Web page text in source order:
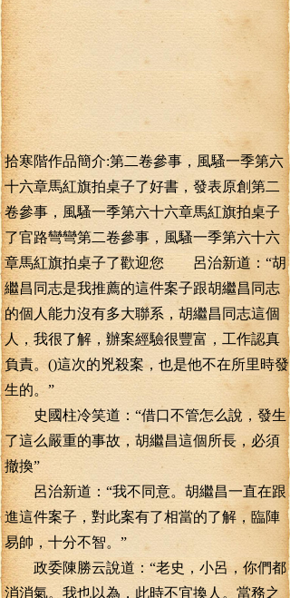
拾寒階作品簡介:第二卷參事，風騷一季第六
十六章馬紅旗拍桌子了好書，發表原創第二
卷參事，風騷一季第六十六章馬紅旗拍桌子
了官路彎彎第二卷參事，風騷一季第六十六
章馬紅旗拍桌子了歡迎您 呂治新道：“胡
繼昌同志是我推薦的這件案子跟胡繼昌同志
的個人能力沒有多大聯系，胡繼昌同志這個
人，我很了解，辦案經驗很豐富，工作認真
負責。()這次的兇殺案，也是他不在所里時發
生的。”
史國柱冷笑道：“借口不管怎么說，發生
了這么嚴重的事故，胡繼昌這個所長，必須
撤換”
呂治新道：“我不同意。胡繼昌一直在跟
進這件案子，對此案有了相當的了解，臨陣
易帥，十分不智。”
政委陳勝云說道：“老史，小呂，你們都
消消氣。我也以為，此時不宜換人。當務之